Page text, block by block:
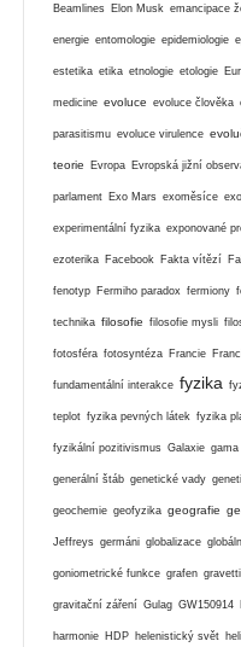
Beamlines Elon Musk emancipace
energie entomologie epidemiologie
estetika etika etnologie etologie
medicine evoluce evoluce člověka
parasitismu evoluce virulence
teorie Evropa Evropská jižní
parlament Exo Mars exoměsíce
experimentální fyzika exponované
ezoterika Facebook Fakta vítězí
fenotyp Fermiho paradox fermiony
technika filosofie filosofie mysli
fotosféra fotosyntéza Francie
fundamentální interakce fyzika
teplot fyzika pevných látek fyzika
fyzikální pozitivismus Galaxie
generální štáb genetické vady
geochemie geofyzika geografie
Jeffreys germáni globalizace
goniometrické funkce grafen
gravitační záření Gulag GW150914
harmonie HDP helenistický svět